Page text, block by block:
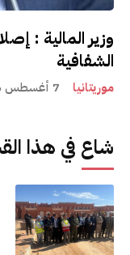
وزير المالية :
الشفافية
موريتانيا 7 أغسطس 2026، 14:36 مساءً
شاع في هذا